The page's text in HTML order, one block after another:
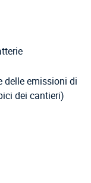
delle emissioni di
dei cantieri)